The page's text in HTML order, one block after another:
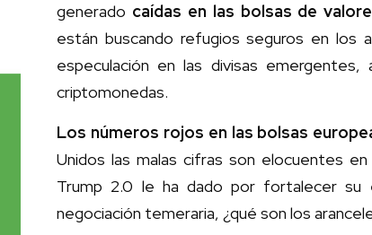
generado caídas en las bolsas de
están buscando refugios seguros en los
especulación en las divisas
criptomonedas.
Los números rojos en las bolsas
Unidos las malas cifras son elocuentes
Trump 2.0 le ha dado por fortalecer su
negociación temeraria, ¿qué son los